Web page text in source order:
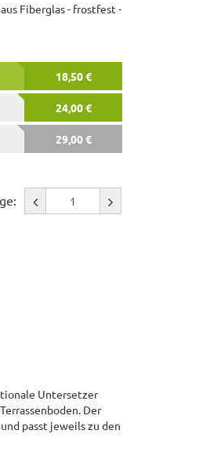
Fiberglas - frostfest -
18,50 €
24,00 €
29,00 €
Untersetzer
Der
passt jeweils zu den